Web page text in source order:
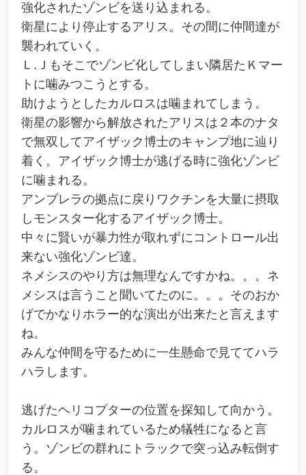
強化されたゾンビを送り込まれる。
衛星により停止するアリス。その間に仲間達が
襲われていく。
Ｌ.Ｊもそこでゾンビ化してしまい隣居たＫマー
トに噛みつこうとする。
助けようとしたカルロスは噛まれてしまう。
衛星の影響から解放されたアリスは２本のナタ
で無双してアイザック博士のキャンプ地に辿り
着く。アイザック博士が逃げる時に強化ゾンビ
に噛まれる。
アンブレラの拠点に戻りワクチンを大量に摂取
しモンスター化するアイザック博士。
中々に賢いが暴力性が取れずにコントロール出
来ない強化ゾンビ達。
ネメシスのやり方は無理なんですかね。。。ネ
メシスは言うこと聞いてたのに。。。そのおか
げでかなりホラー的な演出が出来たと言えます
ね。
みんな仲間を守るために一生懸命で見ててハラ
ハラします。
逃げたヘリコプターの位置を探知して向かう。
カルロスが噛まれているため犠牲になると言
う。ゾンビの群れにトラックで突っ込み転倒す
る。